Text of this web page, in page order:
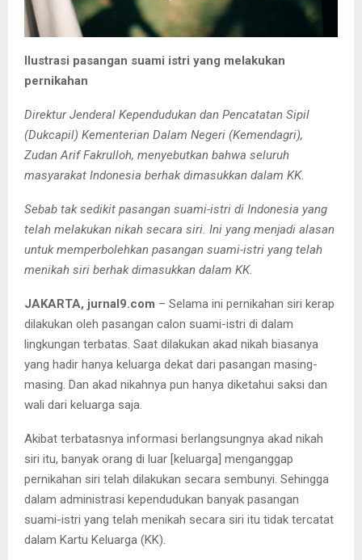
Ilustrasi pasangan suami istri yang melakukan
pernikahan
Direktur Jenderal Kependudukan dan Pencatatan Sipil
(Dukcapil) Kementerian Dalam Negeri (Kemendagri),
Zudan Arif Fakrulloh, menyebutkan bahwa seluruh
masyarakat Indonesia berhak dimasukkan dalam KK.
Sebab tak sedikit pasangan suami-istri di Indonesia yang
telah melakukan nikah secara siri. Ini yang menjadi alasan
untuk memperbolehkan pasangan suami-istri yang telah
menikah siri berhak dimasukkan dalam KK.
JAKARTA, jurnal9.com – Selama ini pernikahan siri kerap
dilakukan oleh pasangan calon suami-istri di dalam
lingkungan terbatas. Saat dilakukan akad nikah biasanya
yang hadir hanya keluarga dekat dari pasangan masing-
masing. Dan akad nikahnya pun hanya diketahui saksi dan
wali dari keluarga saja.
Akibat terbatasnya informasi berlangsungnya akad nikah
siri itu, banyak orang di luar [keluarga] menganggap
pernikahan siri telah dilakukan secara sembunyi. Sehingga
dalam administrasi kependudukan banyak pasangan
suami-istri yang telah menikah secara siri itu tidak tercatat
dalam Kartu Keluarga (KK).